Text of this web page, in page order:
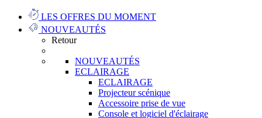
LES OFFRES DU MOMENT
NOUVEAUTÉS
Retour
NOUVEAUTÉS
ECLAIRAGE
ECLAIRAGE
Projecteur scénique
Accessoire prise de vue
Console et logiciel d'éclairage